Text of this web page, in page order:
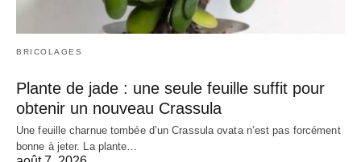
BRICOLAGES
Plante de jade : une seule feuille suffit pour
obtenir un nouveau Crassula
Une feuille charnue tombée d’un Crassula ovata n’est pas forcément
bonne à jeter. La plante…